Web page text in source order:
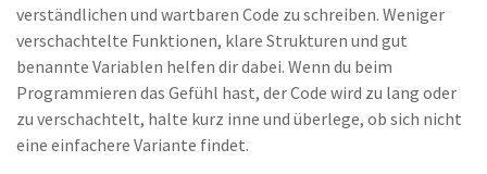
verständlichen und wartbaren Code zu schreiben. Weniger
verschachtelte Funktionen, klare Strukturen und gut
benannte Variablen helfen dir dabei. Wenn du beim
Programmieren das Gefühl hast, der Code wird zu lang oder
zu verschachtelt, halte kurz inne und überlege, ob sich nicht
eine einfachere Variante findet.